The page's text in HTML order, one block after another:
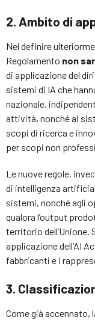
2. Ambito di
Nel definire
Regolamento non
di applicazione del
sistemi di IA che
nazionale,
attività, nonché ai
scopi di ricerca e
per scopi non
Le nuove regole,
di intelligenza
sistemi, nonché agli
qualora l’output
territorio dell’Unione.
applicazione dell’AI
fabbricanti e i
3.
Come già accennato,